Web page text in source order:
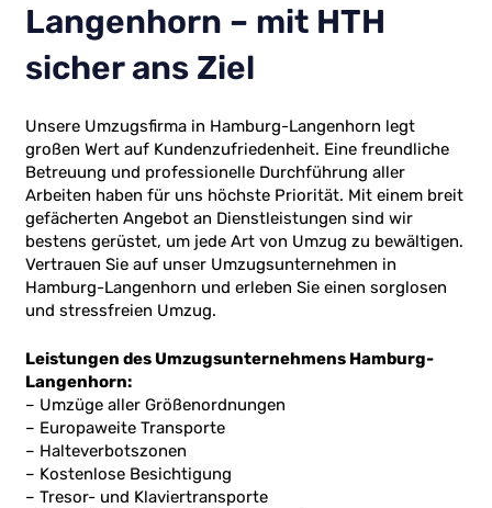
Langenhorn – mit HTH
sicher ans Ziel
Unsere Umzugsfirma in Hamburg-Langenhorn legt
großen Wert auf Kundenzufriedenheit. Eine freundliche
Betreuung und professionelle Durchführung aller
Arbeiten haben für uns höchste Priorität. Mit einem breit
gefächerten Angebot an Dienstleistungen sind wir
bestens gerüstet, um jede Art von Umzug zu bewältigen.
Vertrauen Sie auf unser Umzugsunternehmen in
Hamburg-Langenhorn und erleben Sie einen sorglosen
und stressfreien Umzug.
Leistungen des Umzugsunternehmens Hamburg-
Langenhorn:
– Umzüge aller Größenordnungen
– Europaweite Transporte
– Halteverbotszonen
– Kostenlose Besichtigung
– Tresor- und Klaviertransporte